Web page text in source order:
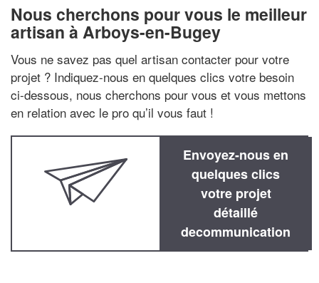
Nous cherchons pour vous le meilleur
artisan à Arboys-en-Bugey
Vous ne savez pas quel artisan contacter pour votre
projet ? Indiquez-nous en quelques clics votre besoin
ci-dessous, nous cherchons pour vous et vous mettons
en relation avec le pro qu’il vous faut !
Envoyez-nous en
quelques clics
votre projet
détaillé
decommunication